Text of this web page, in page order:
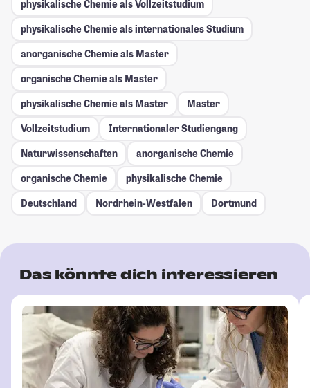
physikalische Chemie als Vollzeitstudium
physikalische Chemie als internationales Studium
anorganische Chemie als Master
organische Chemie als Master
physikalische Chemie als Master
Master
Vollzeitstudium
Internationaler Studiengang
Naturwissenschaften
anorganische Chemie
organische Chemie
physikalische Chemie
Deutschland
Nordrhein-Westfalen Dortmund
Das könnte dich interessieren